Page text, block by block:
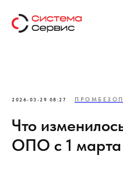
2026-03-29 08:27
Что
ОПО с 1 марта